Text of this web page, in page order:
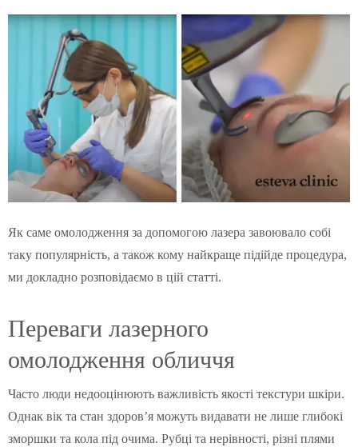
Як саме омолодження за допомогою лазера завоювало собі
таку популярність, а також кому найкраще підійде процедура,
ми докладно розповідаємо в цій статті.
Переваги лазерного
омолодження обличчя
Часто люди недооцінюють важливість якості текстури шкіри.
Однак вік та стан здоров’я можуть видавати не лише глибокі
зморшки та кола під очима. Рубці та нерівності, різні плями